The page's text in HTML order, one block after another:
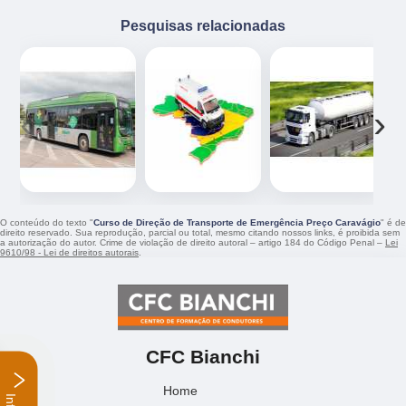
‹ ›
direito reservado. Sua reprodução, parcial ou total, mesmo citando nossos links, é proibida sem
a autorização do autor. Crime de violação de direito autoral – artigo 184 do Código Penal –
Lei
9610/98 - Lei de direitos autorais.
Empresa